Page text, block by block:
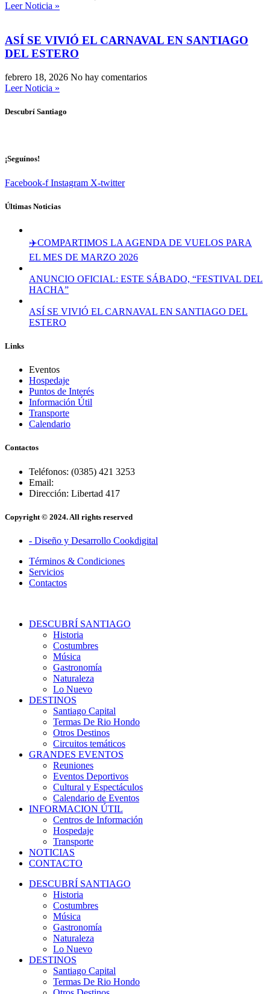
Leer Noticia »
ASÍ SE VIVIÓ EL CARNAVAL EN SANTIAGO
DEL ESTERO
febrero 18, 2026 No hay comentarios
Leer Noticia »
Descubrí Santiago
¡Seguínos!
Facebook-f Instagram X-twitter
Últimas Noticias
✈️COMPARTIMOS LA AGENDA DE VUELOS PARA
EL MES DE MARZO 2026
ANUNCIO OFICIAL: ESTE SÁBADO, “FESTIVAL DEL
HACHA”
ASÍ SE VIVIÓ EL CARNAVAL EN SANTIAGO DEL
ESTERO
Links
Eventos
Hospedaje
Puntos de Interés
Información Útil
Transporte
Calendario
Contactos
Teléfonos: (0385) 421 3253
Email:
Dirección: Libertad 417
Copyright © 2024. All rights reserved
- Diseño y Desarrollo Cookdigital
Términos & Condiciones
Servicios
Contactos
DESCUBRÍ SANTIAGO
Historia
Costumbres
Música
Gastronomía
Naturaleza
Lo Nuevo
DESTINOS
Santiago Capital
Termas De Rio Hondo
Otros Destinos
Circuitos temáticos
GRANDES EVENTOS
Reuniones
Eventos Deportivos
Cultural y Espectáculos
Calendario de Eventos
INFORMACION ÚTIL
Centros de Información
Hospedaje
Transporte
NOTICIAS
CONTACTO
DESCUBRÍ SANTIAGO
Historia
Costumbres
Música
Gastronomía
Naturaleza
Lo Nuevo
DESTINOS
Santiago Capital
Termas De Rio Hondo